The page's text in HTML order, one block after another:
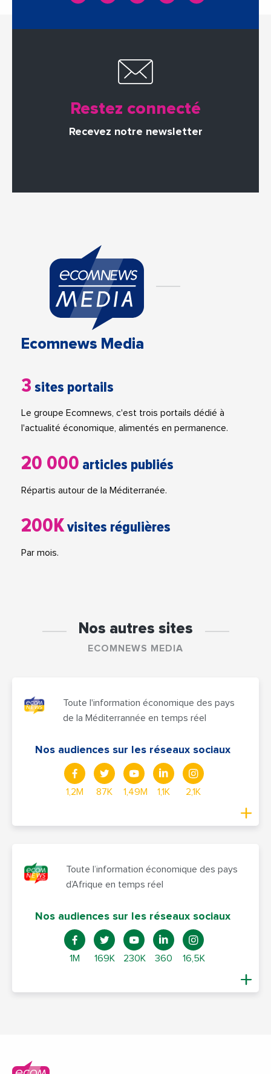
Restez connecté
Recevez notre newsletter
Ecomnews Media
3 sites portails
Le groupe Ecomnews, c'est trois portails dédié à
l'actualité économique, alimentés en permanence.
20 000 articles publiés
Répartis autour de la Méditerranée.
200Kvisites régulières
Par mois.
Nos autres sites
ECOMNEWS MEDIA
Toute l'information économique des pays
de la Méditerrannée en temps réel
Nos audiences sur les réseaux sociaux
1,2M 87K 1,49M 1,1K 2,1K
Toute l’information économique des pays
d’Afrique en temps réel
Nos audiences sur les réseaux sociaux
1M 169K 230K 360 16,5K